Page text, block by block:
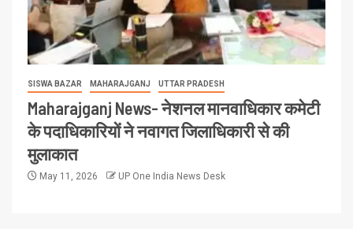
SISWA BAZAR MAHARAJGANJ UTTAR PRADESH
Maharajganj News- नेशनल मानवाधिकार कमेटी
के पदाधिकारियों ने नवागत जिलाधिकारी से की
मुलाकात
May 11, 2026 UP One India News Desk